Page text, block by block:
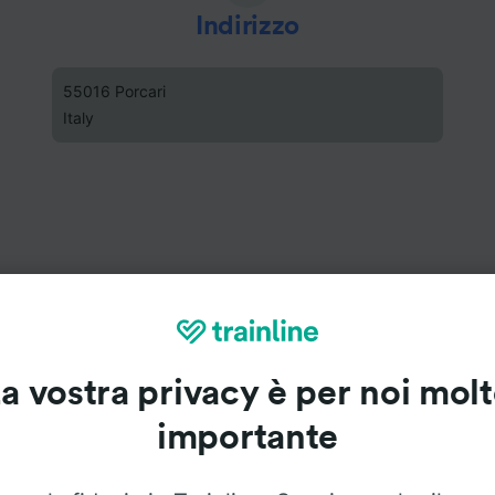
Indirizzo
55016 Porcari
Italy
Stazione di Porcari
vostra privacy è per noi
importante